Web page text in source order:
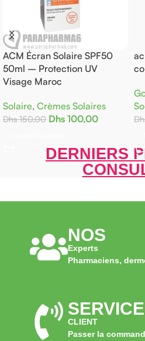
Écran Solaire SPF50
– Protection UV
Maroc
,Crèmes Solaires
150,00 Dhs100,00 Dhs
DERNIERS
NOS
Experts
Pharmaciens,
SERVICE
CLIENT
Passer la